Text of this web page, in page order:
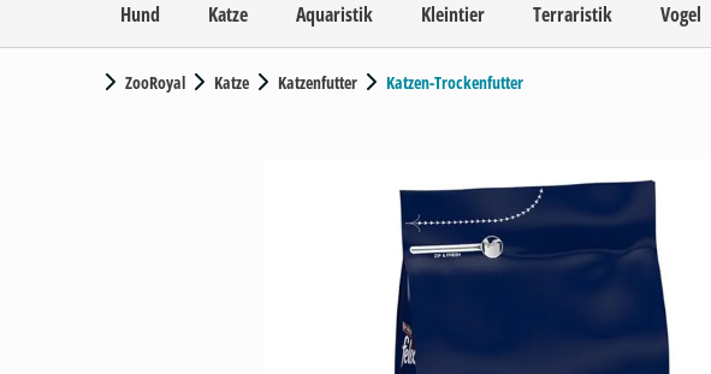
Hund Katze Aquaristik Kleintier Terraristik Vogel
ZooRoyal Katze Katzenfutter Katzen-Trockenfutter